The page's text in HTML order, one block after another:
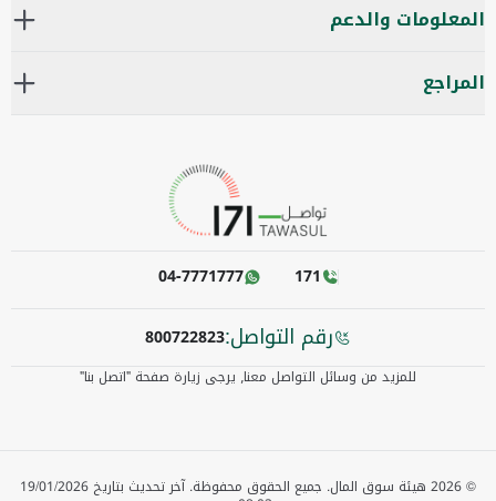
المعلومات والدعم
المراجع
171
04-7771777
رقم التواصل:800722823
للمزيد من وسائل التواصل معنا٫ يرجى زيارة صفحة "اتصل بنا"
©
2026 هيئة سوق المال. جميع الحقوق محفوظة.آخر تحديث بتاريخ 19/01/2026